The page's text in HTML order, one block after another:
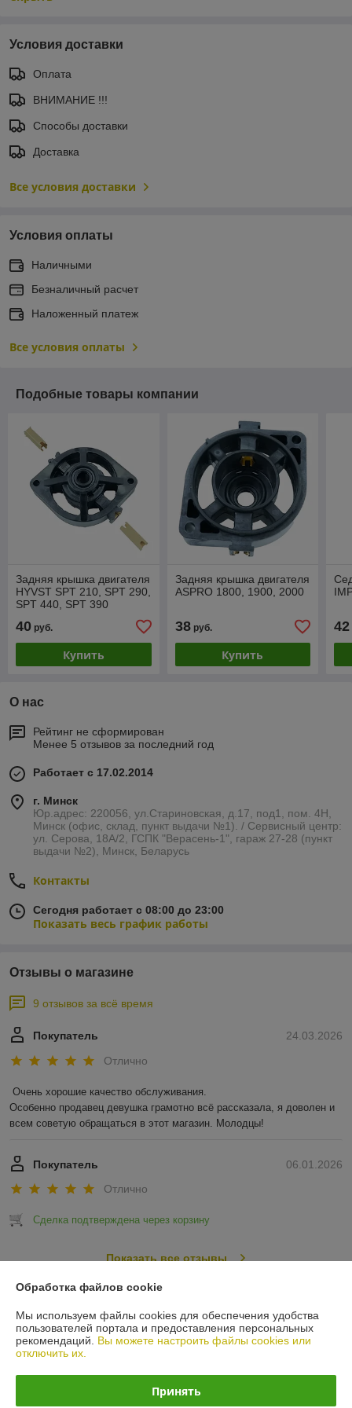
Условия доставки
Оплата
ВНИМАНИЕ !!!
Способы доставки
Доставка
Все условия доставки
Условия оплаты
Наличными
Безналичный расчет
Наложенный платеж
Все условия оплаты
Подобные товары компании
Задняя крышка двигателя
HYVST SPT 210, SPT 290,
SPT 440, SPT 390
40 руб.
Купить
Задняя крышка двигателя
ASPRO 1800, 1900, 2000
38руб.
Купить
42
О нас
Рейтинг не сформирован
Менее 5 отзывов за последний год
Работает с 17.02.2014
г. Минск
Юр.адрес: 220056, ул.Стариновская, д.17, под1, пом. 4Н,
Минск (офис, склад, пункт выдачи №1). / Сервисный центр:
ул. Серова, 18А/2, ГСПК "Верасень-1", гараж 27-28 (пункт
выдачи №2), Минск, Беларусь
Контакты
Сегодня работает с 08:00 до 23:00
Показать весь график работы
Отзывы о магазине
9 отзывов за всё время
24.03.2026
Покупатель
Отлично
Очень хорошие качество обслуживания.
Особенно продавец девушка грамотно всё рассказала, я доволен и
всем советую обращаться в этот магазин. Молодцы!
06.01.2026
Покупатель
Отлично
Сделка подтверждена через корзину
Показать все отзывы
О нас
Контакты
Обработка файлов cookie
Мы используем файлы cookies для обеспечения удобства
пользователей портала и предоставления персональных
рекомендаций. Вы можете настроить файлы cookies или
отключить их.
Принять